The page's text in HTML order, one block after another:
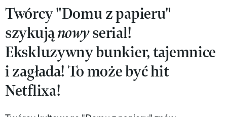
Nasze akcje
VIVA!ART
VIVA!MODA
VIVA!LIFESTYLE
VIVA!MAN
VIVA!PEOPLE POWER
Twórcy "Domu z papieru"
szykująnowyserial!
Ekskluzywny bunkier, tajemnice
i zagłada! To może być hit
Netflixa!